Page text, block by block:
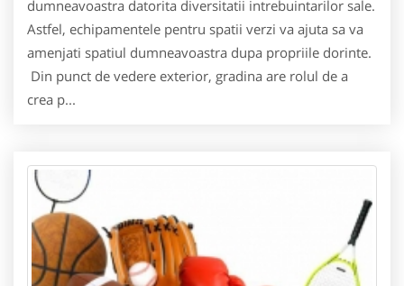
dumneavoastra datorita diversitatii intrebuintarilor sale.
Astfel, echipamentele pentru spatii verzi va ajuta sa va
amenjati spatiul dumneavoastra dupa propriile dorinte.
Din punct de vedere exterior, gradina are rolul de a
crea p...